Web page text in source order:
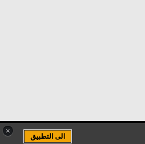
×
الى التطبيق